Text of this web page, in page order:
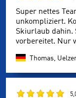
Super nettes
unkompliziert.
Skiurlaub dahin.
vorbereitet. Nur
Thomas,